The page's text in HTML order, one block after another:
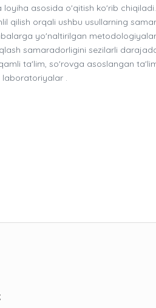
asosida o'qitish ko'rib
qilish orqali ushbu usullarning
yo'naltirilgan
samaradorligini sezilarli
ta'lim, so'rovga asoslangan
.